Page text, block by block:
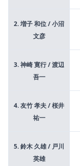
2. 増子 和位 / 小沼
文彦
3. 神崎 寛行 / 渡辺
吾一
4. 友竹 孝夫 / 桜井
祐一
5. 鈴木 久雄 / 戸川
英雄